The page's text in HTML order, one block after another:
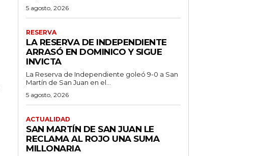
5 agosto, 2026
RESERVA
LA RESERVA DE INDEPENDIENTE
ARRASÓ EN DOMINICO Y SIGUE
INVICTA
La Reserva de Independiente goleó 9-0 a San
Martín de San Juan en el...
5 agosto, 2026
ACTUALIDAD
SAN MARTÍN DE SAN JUAN LE
RECLAMA AL ROJO UNA SUMA
MILLONARIA